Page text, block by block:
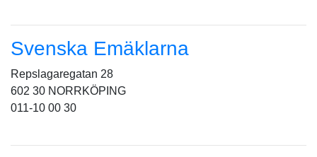
Svenska Emäklarna
Repslagaregatan 28
602 30 NORRKÖPING
011-10 00 30